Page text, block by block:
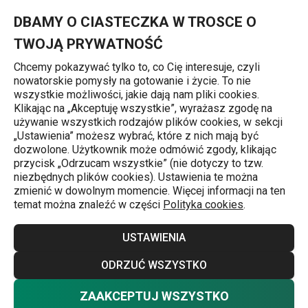
DBAMY O CIASTECZKA W TROSCE O
TWOJĄ PRYWATNOŚĆ
Chcemy pokazywać tylko to, co Cię interesuje, czyli
nowatorskie pomysły na gotowanie i życie. To nie
wszystkie możliwości, jakie dają nam pliki cookies.
Klikając na „Akceptuję wszystkie”, wyrażasz zgodę na
używanie wszystkich rodzajów plików cookies, w sekcji
„Ustawienia” możesz wybrać, które z nich mają być
dozwolone. Użytkownik może odmówić zgody, klikając
przycisk „Odrzucam wszystkie” (nie dotyczy to tzw.
niezbędnych plików cookies). Ustawienia te można
zmienić w dowolnym momencie. Więcej informacji na ten
temat można znaleźć w części Polityka cookies.
USTAWIENIA
ODRZUĆ WSZYSTKO
ZAAKCEPTUJ WSZYSTKO
Pieczenie
Domowa śmietana i jej
przygotowanie
Większości deserom, owocom, a także kawie do
doskonałości brakuje już tylko odrobiny bitej śmietany. Aby
domowa śmietana mogła być smakołykiem i ozdobą
słodkości wystarczy tylko jeden składnik - wysokiej
jakości śmietana! Jej przygotowanie wcale nie jest trudne!
Śmietanę kremówkę przed ubijaniem schłodź, a puszystą
konsystencję uzyskasz przy pomocy zgrabnych gadżetów
Więcej